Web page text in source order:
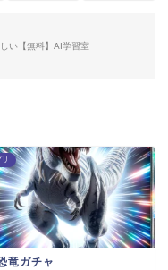
い【無料】AI学習室
リ
竜ガチャ